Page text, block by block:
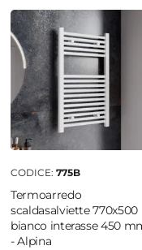
CODICE: 775B
Termoarredo
scaldasalviette 770x500
bianco interasse 450
- Alpina